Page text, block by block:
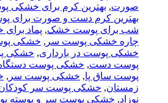
صورت, بهترین کرم برای خشکی
بهترین کرم دست و صورت برای
شب برای پوست خشک, پماد
چاره خشکی پوست سر , خشکی
خشکی پوست در بارداری, خشکی
پوست دست, خشکی پوست دستگاه
پوست ساق پا, خشکی پوست سر ,
زمستان, خشکی پوست سر
نوزاد, خشکی پوست سر و پوسته